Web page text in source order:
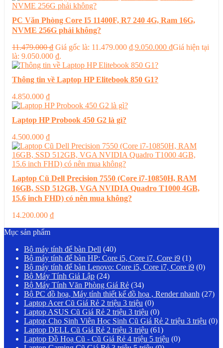
PC Văn Phòng Core I5 11400F, R7 240 4G, Ram 16G,
NVME 256G phải không?
11.479.000₫ Giá gốc là: 11.479.000 ₫.9.050.000 ₫Giá hiện tại
là: 9.050.000 ₫.
Thông tin về Laptop HP Elitebook 850 G1?
4.850.000 ₫
Laptop HP Probook 450 G2 là gì?
4.500.000 ₫
Laptop Cũ Dell Precision 7550 (Core i7-10850H, RAM
16GB, SSD 512GB, VGA NVIDIA Quadro T1000 4GB,
15.6 inch FHD) có nên mua không?
14.200.000 ₫
Mục sản phẩm
Bộ máy tính để bàn Dell (40)
Bộ máy tính để bàn HP: Core i5, Core i7, Core i9 (1)
Bộ máy tính để bàn Lenovo: Core i5, Core i7, Core i9 (0)
Bộ Máy Tính Giả Lập (24)
Bộ Máy Tính Văn Phòng Giá Rẻ (34)
Bộ PC đồ họa, Máy tính thiết kế đồ họa , Render nhanh (27)
Laptop Acer Cũ Giá Rẻ 2 triệu 3 triệu (0)
Laptop ASUS Cũ Giá Rẻ 2 triệu 3 triệu (0)
Laptop Cho Sinh Viên Học Sinh Cũ Giá Rẻ 2 triệu 3 triệu (0)
Laptop DELL Cũ Giá Rẻ 2 triệu 3 triệu (61)
Laptop Đồ Hoạ Cũ - Cũ Giá Rẻ 4 triệu 5 triệu (0)